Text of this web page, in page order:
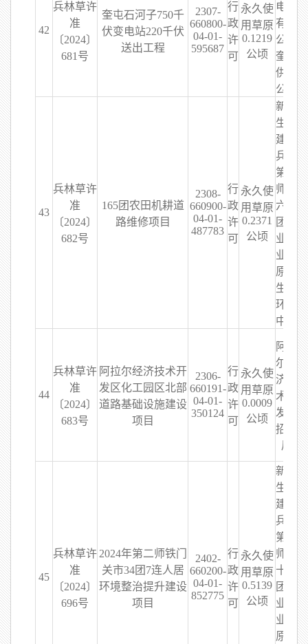
42
兵林草许
准
〔2024〕
681号
奎屯石河子750千
伏变电站220千伏
送出工程
2307-
660800-
04-01-
595687
行
政
许
可
永久使
用草原
0.1219
公顷
电力
有限
公司
奎屯
供电
公司
43
兵林草许
准
〔2024〕
682号
165团农田机耕道
路维修项目
2308-
660900-
04-01-
487783
行
政
许
可
永久使
用草原
0.2371
公顷
新疆
生产
建设
兵团
第九
师一
六五
团农
业林
业草
原和
生态
环保
中心
44
兵林草许
准
〔2024〕
683号
阿拉尔经济技术开
发区化工园区北部
道路基础设施建设
项目
2306-
660191-
04-01-
350124
行
政
许
可
永久使
用草原
0.0009
公顷
阿拉
尔经
济技
术开
发区
招商
局
45
兵林草许
准
〔2024〕
696号
2024年第二师铁门
关市34团7连人居
环境整治提升建设
项目
2402-
660200-
04-01-
852775
行
政
许
可
永久使
用草原
0.5139
公顷
新疆
生产
建设
兵团
第二
师三
十四
团农
业林
业草
原和